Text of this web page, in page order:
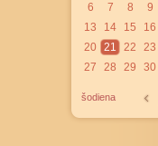
6
7 8 9
13
14 15 16
20 21 22 23
27
28 29 30
šodiena